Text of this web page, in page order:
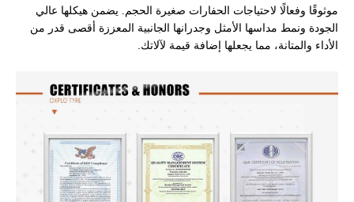
موثوقًا وفعالًا لاحتياجات الحفارات صغيرة الحجم. يضمن هيكلها عالي
الجودة ونمط مداسها الأمثل وجدرانها الجانبية المعززة أقصى قدر من
الأداء والمتانة، مما يجعلها إضافة قيمة لآلاتك.